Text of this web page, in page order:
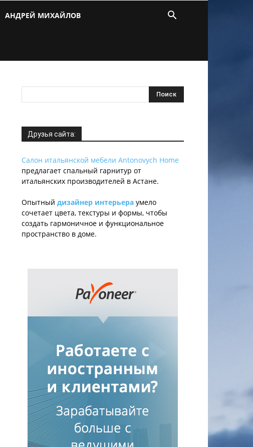
АНДРЕЙ МИХАЙЛОВ
Друзья сайта:
Салон итальянской мебели Antonovych Home
предлагает спальный гарнитур от
итальянских производителей в Астане.
Опытный дизайнер интерьера умело
сочетает цвета, текстуры и формы, чтобы
создать гармоничное и функциональное
пространство в доме.